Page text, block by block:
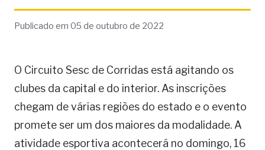
Publicado em 05 de outubro de 2022
O Circuito Sesc de Corridas está agitando os
clubes da capital e do interior. As inscrições
chegam de várias regiões do estado e o evento
promete ser um dos maiores da modalidade. A
atividade esportiva acontecerá no domingo, 16